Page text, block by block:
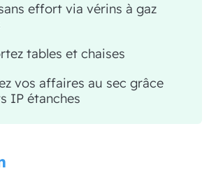
effort via vérins à gaz
tables et chaises
vos affaires au sec grâce
IP étanches